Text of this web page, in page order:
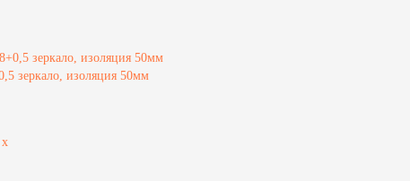
зеркало, изоляция 50мм
x